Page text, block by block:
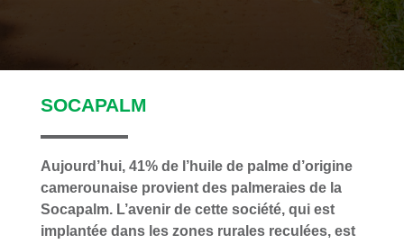
SOCAPALM
Aujourd’hui, 41% de l’huile de palme d’origine
camerounaise provient des palmeraies de la
Socapalm. L’avenir de cette société, qui est
implantée dans les zones rurales reculées, est